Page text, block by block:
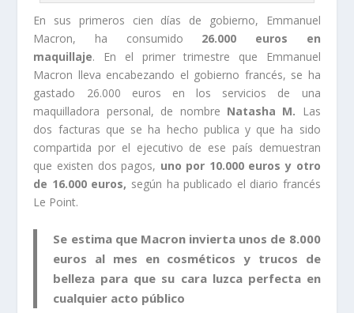
En sus primeros cien días de gobierno, Emmanuel
Macron, ha consumido 26.000 euros en
maquillaje. En el primer trimestre que Emmanuel
Macron lleva encabezando el gobierno francés, se ha
gastado 26.000 euros en los servicios de una
maquilladora personal, de nombre Natasha M. Las
dos facturas que se ha hecho publica y que ha sido
compartida por el ejecutivo de ese país demuestran
que existen dos pagos, uno por 10.000 euros y otro
de 16.000 euros, según ha publicado el diario francés
Le Point.
Se estima que Macron invierta unos de 8.000
euros al mes en cosméticos y trucos de
belleza para que su cara luzca perfecta en
cualquier acto público